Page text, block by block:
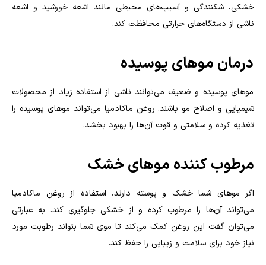
خشکی، شکنندگی و آسیب‌های محیطی مانند اشعه خورشید و اشعه
ناشی از دستگاه‌های حرارتی محافظت کند.
درمان موهای پوسیده
موهای پوسیده و ضعیف می‌توانند ناشی از استفاده زیاد از محصولات
شیمیایی و اصلاح مو باشند. روغن ماکادمیا می‌تواند موهای پوسیده را
تغذیه کرده و سلامتی و قوت آن‌ها را بهبود بخشد.
مرطوب کننده موهای خشک
اگر موهای شما خشک و پوسته دارند، استفاده از روغن ماکادمیا
می‌تواند آن‌ها را مرطوب کرده و از خشکی جلوگیری کند. به عبارتی
می‌توان گفت این روغن کمک می‌کند تا موی شما بتواند رطوبت مورد
نیاز خود برای سلامت و زیبایی را حفظ کند.